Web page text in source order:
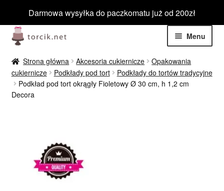
Darmowa wysyłka do paczkomatu już od 200zł
Przejdź
do
nawigacji
Przejdź
do
treści
Menu
Jadalne
menu
Niejadalne
Strona główna Akcesoria cukiernicze
Opakowania
cukiernicze
Podkłady pod tort
Podkłady do tortów tradycyjne
Podkład pod tort okrągły Fioletowy Ø 30 cm, h 1,2 cm
Decora